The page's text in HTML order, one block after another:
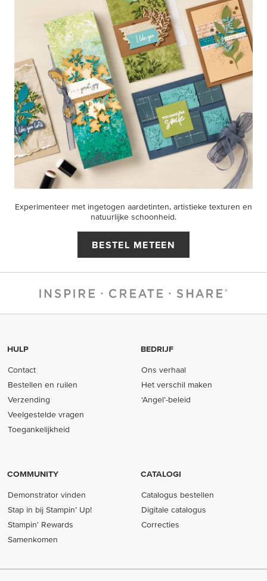
Experimenteer met ingetogen aardetinten, artistieke texturen en
natuurlijke schoonheid.
BESTEL METEEN
HULP
Contact
Bestellen en ruilen
Verzending
Veelgestelde vragen
Toegankelijkheid
BEDRIJF
Ons verhaal
Het verschil maken
‘Angel’-beleid
COMMUNITY
Demonstrator vinden
Stap in bij Stampin’ Up!
Stampin' Rewards
Samenkomen
CATALOGI
Catalogus bestellen
Digitale catalogus
Correcties